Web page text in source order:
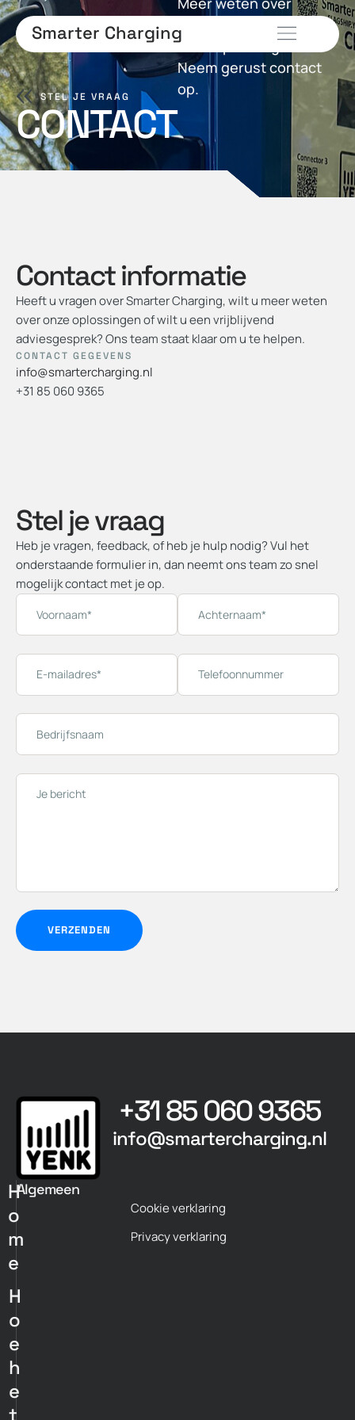
Smarter Charging
STEL JE VRAAG
CONTACT
Smarter Charging of
onze oplossingen?
Neem gerust contact
op.
Contact informatie
Heeft u vragen over Smarter Charging, wilt u meer weten
over onze oplossingen of wilt u een vrijblijvend
adviesgesprek? Ons team staat klaar om u te helpen.
CONTACT GEGEVENS
info@smartercharging.nl
+31 85 060 9365
Stel je vraag
Heb je vragen, feedback, of heb je hulp nodig? Vul het
onderstaande formulier in, dan neemt ons team zo snel
mogelijk contact met je op.
+31 85 060 9365
info@smartercharging.nl
H
o
m
e
H
o
e
h
e
Algemeen
Cookie verklaring
Privacy verklaring